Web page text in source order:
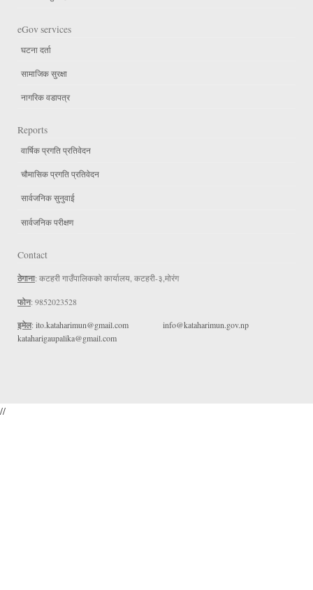
eGov services
घटना दर्ता
सामाजिक सुरक्षा
नागरिक वडापत्र
Reports
वार्षिक प्रगति प्रतिवेदन
चौमासिक प्रगति प्रतिवेदन
सार्वजनिक सुनुवाई
सार्वजनिक परीक्षण
Contact
ठेगाना: कटहरी गाउँपालिकको कार्यालय, कटहरी-३,मोरंग
फोन: 9852023528
इमेल: ito.kataharimun@gmail.com
info@kataharimun.gov.np
kataharigaupalika@gmail.com
//